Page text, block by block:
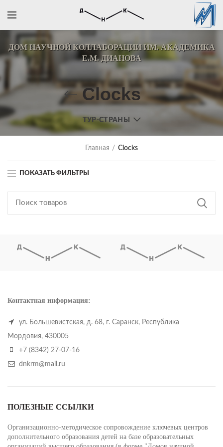
ДОМ НАУЧНОЙ КОЛЛАБОРАЦИИИМ. АКАДЕМИКА
Е.М. ДИАНОВА
Clocks
ТУР-СТРАНЫ
Главная Clocks
ПОКАЗАТЬ ФИЛЬТРЫ
Контактная информация:
ул. Большевистская, д. 68, г. Саранск, Республика
Мордовия, 430005
+7 (8342) 27-07-16
dnkrm@mail.ru
ПОЛЕЗНЫЕ ССЫЛКИ
Организационно-методическое сопровождение ключевых центров
дополнительного образования детей на базе образовательных